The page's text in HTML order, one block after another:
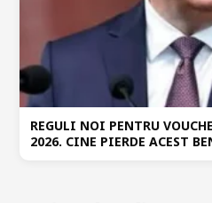
REGULI NOI PENTRU
2026. CINE PIERDE ACEST